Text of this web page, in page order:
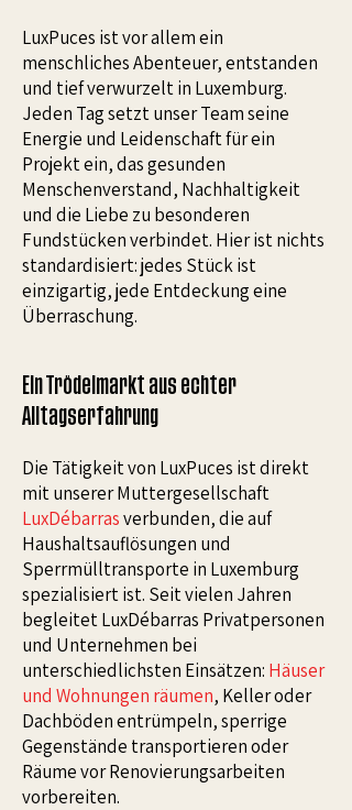
LuxPuces ist vor allem ein
menschliches Abenteuer, entstanden
und tief verwurzelt in Luxemburg.
Jeden Tag setzt unser Team seine
Energie und Leidenschaft für ein
Projekt ein, das gesunden
Menschenverstand, Nachhaltigkeit
und die Liebe zu besonderen
Fundstücken verbindet. Hier ist nichts
standardisiert: jedes Stück ist
einzigartig, jede Entdeckung eine
Überraschung.
Ein Trödelmarkt aus echter
Alltagserfahrung
Die Tätigkeit von LuxPuces ist direkt
mit unserer Muttergesellschaft
LuxDébarrasverbunden, die auf
Haushaltsauflösungen und
Sperrmülltransporte in Luxemburg
spezialisiert ist. Seit vielen Jahren
begleitet LuxDébarras Privatpersonen
und Unternehmen bei
unterschiedlichsten Einsätzen: Häuser
und Wohnungen räumen, Keller oder
Dachböden entrümpeln, sperrige
Gegenstände transportieren oder
Räume vor Renovierungsarbeiten
vorbereiten.